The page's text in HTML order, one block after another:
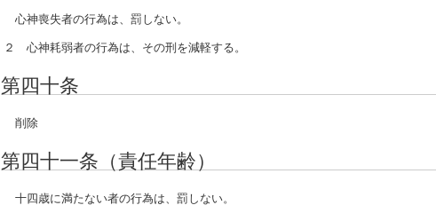
心神喪失者の行為は、罰しない。
２ 心神耗弱者の行為は、その刑を減軽する。
第四十条
削除
第四十一条（責任年齢）
十四歳に満たない者の行為は、罰しない。